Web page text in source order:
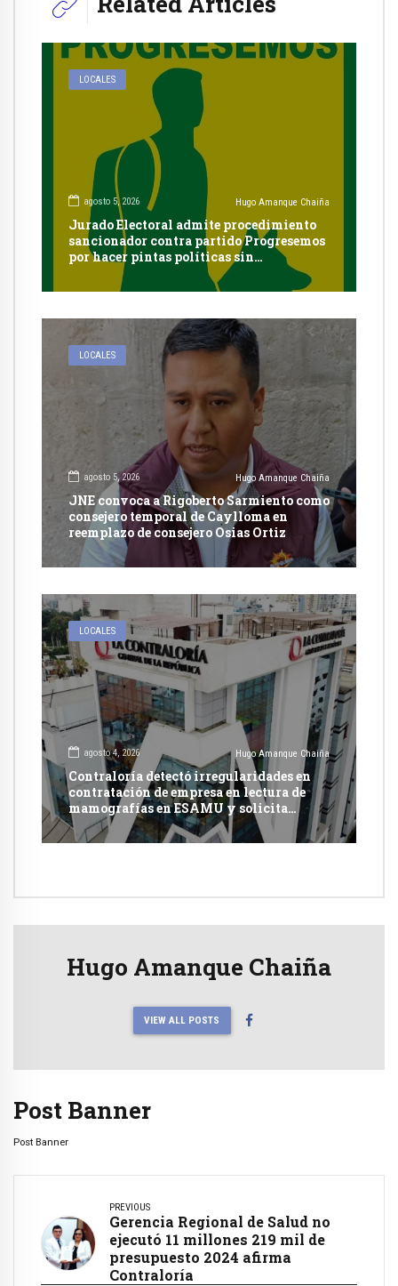
LOCALES
agosto 5, 2026 Hugo Amanque Chaiña
Jurado Electoral admite procedimiento
sancionador contra partido Progresemos
por hacer pintas políticas sin
autorización en Cayma
LOCALES
agosto 5, 2026 Hugo Amanque Chaiña
JNE convoca a Rigoberto Sarmiento como
consejero temporal de Caylloma en
reemplazo de consejero Osias Ortiz
LOCALES
agosto 4, 2026 Hugo Amanque Chaiña
Contraloría detectó irregularidades en
contratación de empresa en lectura de
mamografías en ESAMU y solicita
acciones penales contra funcionarios
Hugo Amanque Chaiña
VIEW ALL POSTS
Post Banner
Post Banner
PREVIOUS
Gerencia Regional de Salud no
ejecutó 11 millones 219 mil de
presupuesto 2024 afirma
Contraloría